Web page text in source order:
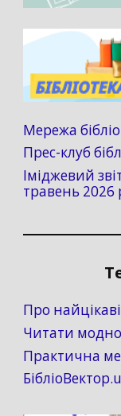
Мережа
Прес-клуб
Іміджевий
травень 2026
Про
Читати модно
Практична